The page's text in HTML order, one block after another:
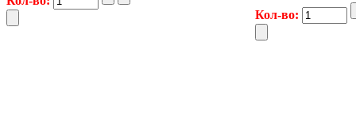
Кол-во: